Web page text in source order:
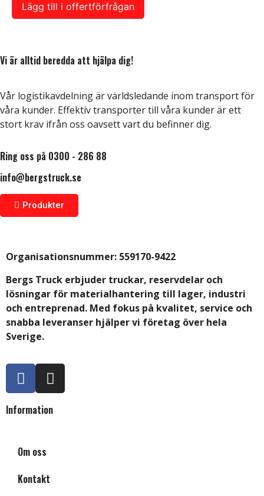
Lägg till i offertförfrågan
Vi är alltid beredda att hjälpa dig!
Vår logistikavdelning är världsledande inom transport för
våra kunder. Effektiv transporter till våra kunder är ett
stort krav ifrån oss oavsett vart du befinner dig.
Ring oss på 0300 - 286 88
info@bergstruck.se
Produkter
Organisationsnummer: 559170-9422
Bergs Truck erbjuder truckar, reservdelar och
lösningar för materialhantering till lager, industri
och entreprenad. Med fokus på kvalitet, service och
snabba leveranser hjälper vi företag över hela
Sverige.
Information
Om oss
Kontakt